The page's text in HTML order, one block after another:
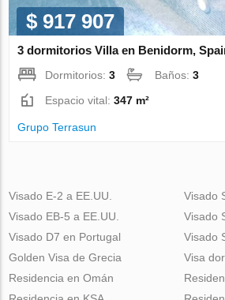
$ 917 907
3 dormitorios Villa en Benidorm,
Dormitorios:3 Baños:3
Espacio vital:347 m²
Grupo Terrasun
Visado E-2 a EE.UU.
Visado EB-5 a EE.UU.
Visado D7 en Portugal
Golden Visa de Grecia
Visado
Visado
Visado
Visa
Residencia en Omán